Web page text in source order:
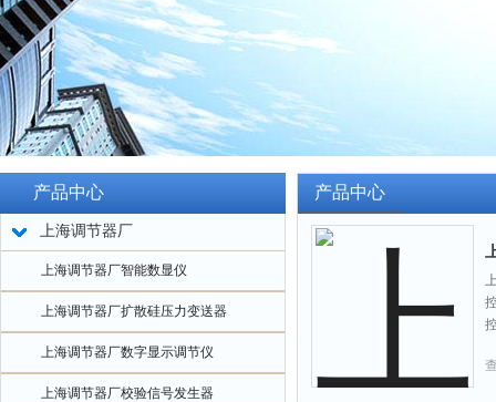
产品中心
上海调节器厂
上海调节器厂智能数显仪
上海调节器厂扩散硅压力变送器
上海调节器厂数字显示调节仪
上海调节器厂校验信号发生器
产品中心